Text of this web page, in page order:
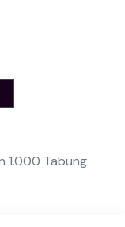
1.000 Tabung